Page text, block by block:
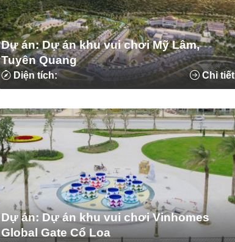
Dự án: Dự án khu vui chơi Mỹ Lâm,
Tuyên Quang
Diện tích: Chi tiết
Dự án: Dự án khu vui chơi Vinhomes
Global Gate Cổ Loa